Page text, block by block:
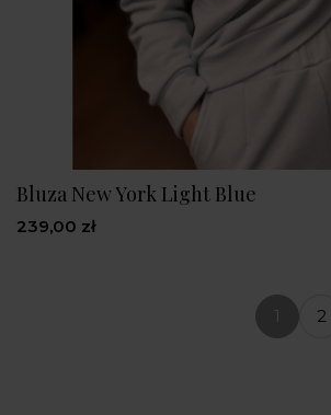
Bluza New York Light Blue
239,00 zł
1
strona)
2